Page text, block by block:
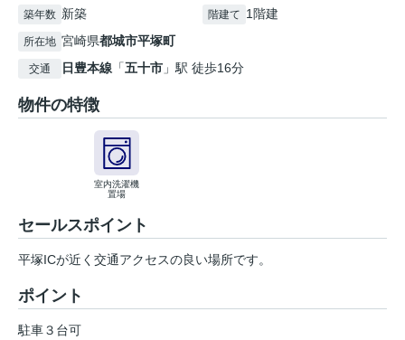
築年数 新築 階建て 1階建
所在地 宮崎県都城市平塚町
交通 日豊本線 「五十市 」駅 徒歩16分
物件の特徴
室内洗濯機
置場
セールスポイント
平塚ICが近く交通アクセスの良い場所です。
ポイント
駐車３台可